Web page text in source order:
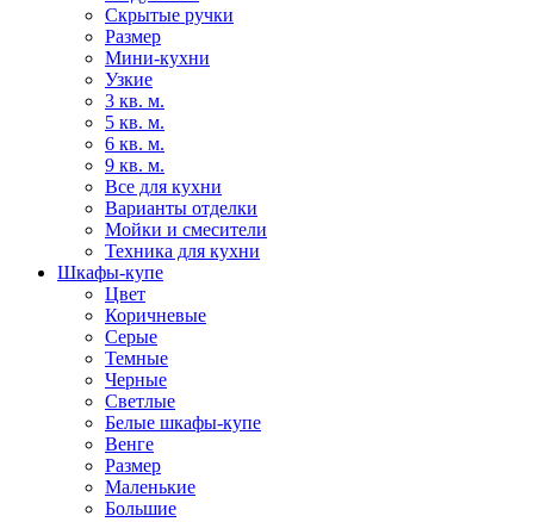
Скрытые ручки
Размер
Мини-кухни
Узкие
3 кв. м.
5 кв. м.
6 кв. м.
9 кв. м.
Все для кухни
Варианты отделки
Мойки и смесители
Техника для кухни
Шкафы-купе
Цвет
Коричневые
Серые
Темные
Черные
Светлые
Белые шкафы-купе
Венге
Размер
Маленькие
Большие